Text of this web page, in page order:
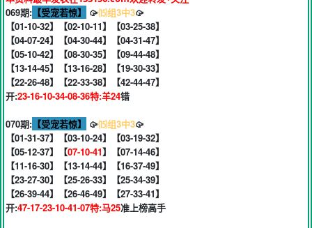
069期: 【受宠若惊】 🥠⒂组3中3🥠
【01-10-32】【02-10-11】【03-25-38】
【04-07-24】【04-30-44】【04-31-47】
【05-10-42】【08-30-35】【09-44-48】
【13-14-45】【13-16-28】【19-30-33】
【22-26-48】【22-33-38】【42-44-47】
开:23-16-10-34-08-36特:羊24错
070期: 【受宠若惊】 🥠⒂组3中3🥠
【01-31-37】【03-10-24】【03-19-32】
【05-12-37】【07-10-41】【07-14-46】
【11-16-30】【13-14-44】【16-37-49】
【23-27-30】【25-26-33】【25-34-39】
【26-39-44】【26-46-49】【27-33-41】
开:47-17-23-10-41-07特:马25准上榜高手